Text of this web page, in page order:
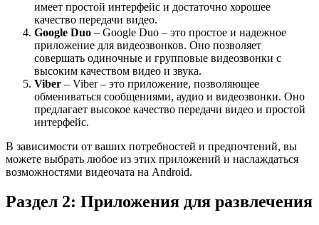
имеет простой интерфейс и достаточно хорошее
качество передачи видео.
Google Duo – Google Duo – это простое и надежное
приложение для видеозвонков. Оно позволяет
совершать одиночные и групповые видеозвонки с
высоким качеством видео и звука.
Viber – Viber – это приложение, позволяющее
обмениваться сообщениями, аудио и видеозвонки. Оно
предлагает высокое качество передачи видео и простой
интерфейс.
В зависимости от ваших потребностей и предпочтений, вы
можете выбрать любое из этих приложений и наслаждаться
возможностями видеочата на Android.
Раздел 2: Приложения для развлечения